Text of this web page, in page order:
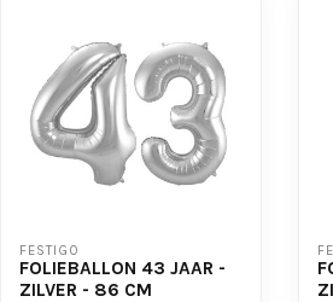
FESTIGO
FOLIEBALLON 43 JAAR -
ZILVER - 86 CM